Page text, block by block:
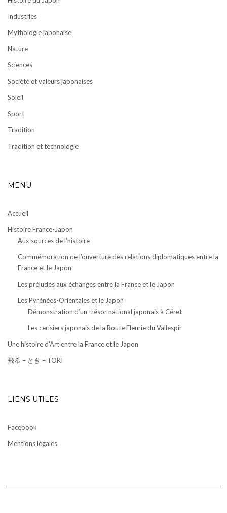
Industries
Mythologie japonaise
Nature
Sciences
Société et valeurs japonaises
Soleil
Sport
Tradition
Tradition et technologie
MENU
Accueil
Histoire France-Japon
Aux sources de l’histoire
Commémoration de l’ouverture des relations diplomatiques entre la
France et le Japon
Les préludes aux échanges entre la France et le Japon
Les Pyrénées-Orientales et le Japon
Démonstration d’un trésor national japonais à Céret
Les cerisiers japonais de la Route Fleurie du Vallespir
Une histoire d’Art entre la France et le Japon
飛希 – とき – TOKI
LIENS UTILES
Facebook
Mentions légales